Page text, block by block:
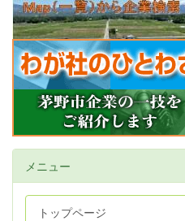
メニュー
トップページ